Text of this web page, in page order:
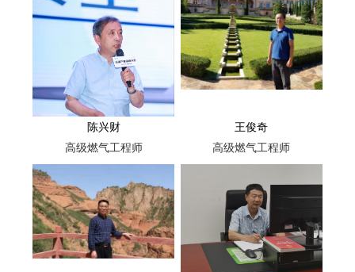
陈兴财
高级燃气工程师
王俊奇
高级燃气工程师